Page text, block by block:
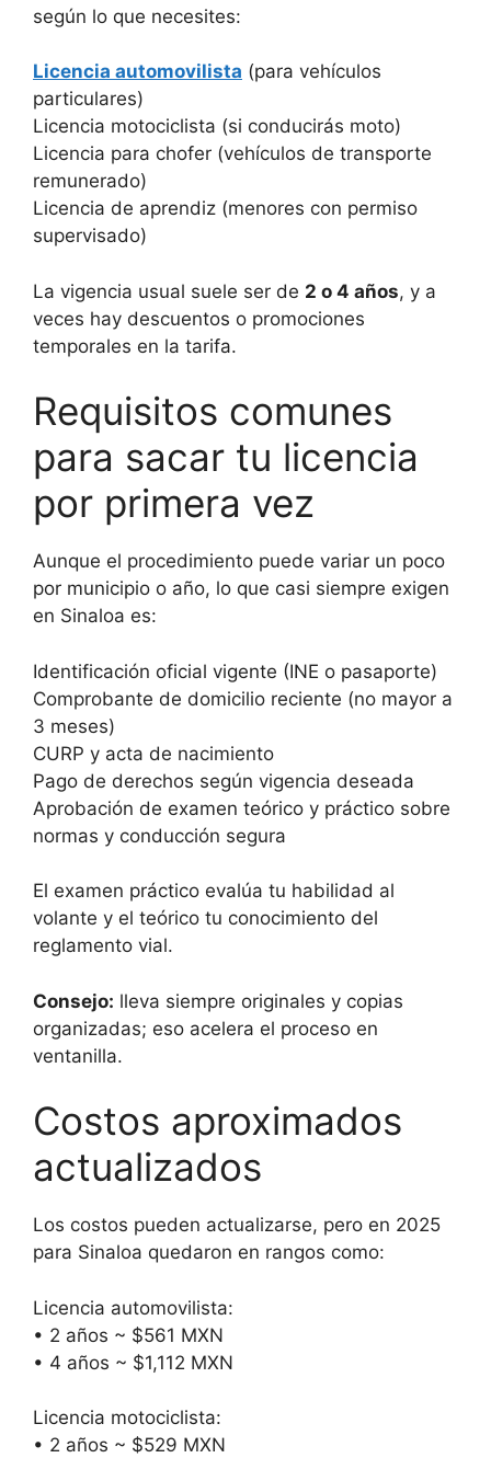
según lo que necesites:
Licencia automovilista (para vehículos
particulares)
Licencia motociclista (si conducirás moto)
Licencia para chofer (vehículos de transporte
remunerado)
Licencia de aprendiz (menores con permiso
supervisado)
La vigencia usual suele ser de 2 o 4 años, y a
veces hay descuentos o promociones
temporales en la tarifa.
Requisitos comunes
para sacar tu licencia
por primera vez
Aunque el procedimiento puede variar un poco
por municipio o año, lo que casi siempre exigen
en Sinaloa es:
Identificación oficial vigente (INE o pasaporte)
Comprobante de domicilio reciente (no mayor a
3 meses)
CURP y acta de nacimiento
Pago de derechos según vigencia deseada
Aprobación de examen teórico y práctico sobre
normas y conducción segura
El examen práctico evalúa tu habilidad al
volante y el teórico tu conocimiento del
reglamento vial.
Consejo: lleva siempre originales y copias
organizadas; eso acelera el proceso en
ventanilla.
Costos aproximados
actualizados
Los costos pueden actualizarse, pero en 2025
para Sinaloa quedaron en rangos como:
Licencia automovilista:
• 2 años ~ $561 MXN
• 4 años ~ $1,112 MXN
Licencia motociclista:
• 2 años ~ $529 MXN